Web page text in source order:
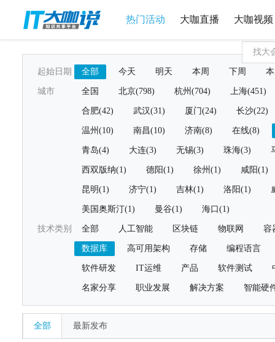
热门活动 大咖直播 大咖视频
起始日期 全部 今天 明天 本周 下周
城市 全国 北京(798) 杭州(704) 上海(451)
合肥(42) 武汉(31) 厦门(24) 长沙(22)
温州(10) 南昌(10) 济南(8) 在线(8)
青岛(4) 大连(3) 无锡(3) 珠海(3)
西双版纳(1) 德阳(1) 徐州(1) 咸阳(1)
昆明(1) 济宁(1) 吉林(1) 洛阳(1)
美国奥斯汀(1) 曼谷(1) 海口(1)
技术类别 全部 人工智能 区块链 物联网 容
数据库 高可用架构 存储 编程语言
软件研发 IT运维 产品 软件测试
名家分享 职业发展 解决方案 智能硬
全部 最新发布